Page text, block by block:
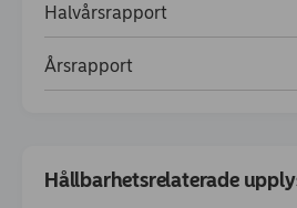
Halvårsrapport
(opens in new window)
Årsrapport
(opens in new window)
Hållbarhetsrelaterade